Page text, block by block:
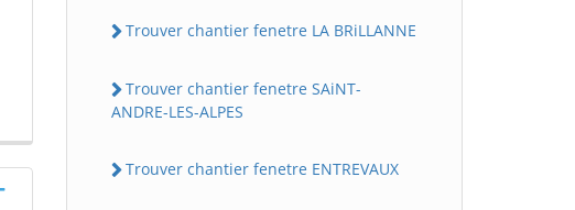
Trouver chantier fenetre LA BRiLLANNE
Trouver chantier fenetre SAiNT-
ANDRE-LES-ALPES
Trouver chantier fenetre ENTREVAUX